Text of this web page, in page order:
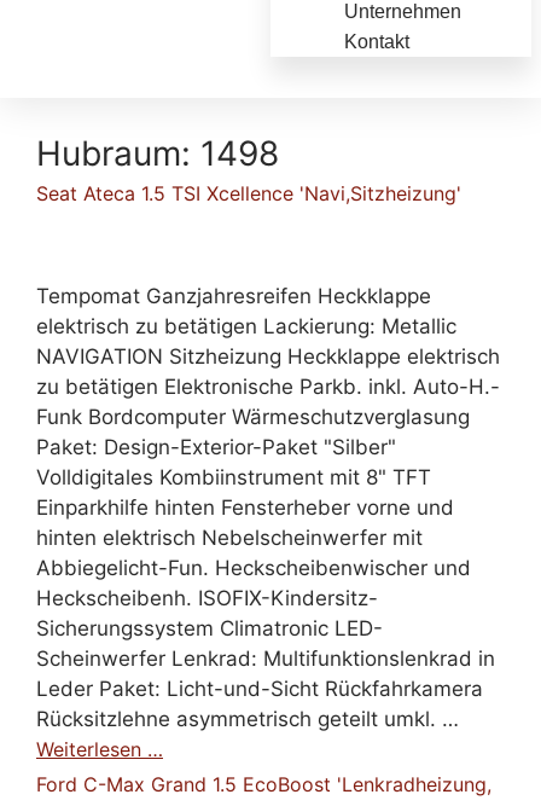
Unternehmen
Kontakt
Hubraum: 1498
Seat Ateca 1.5 TSI Xcellence 'Navi,Sitzheizung'
Tempomat Ganzjahresreifen Heckklappe
elektrisch zu betätigen Lackierung: Metallic
NAVIGATION Sitzheizung Heckklappe elektrisch
zu betätigen Elektronische Parkb. inkl. Auto-H.-
Funk Bordcomputer Wärmeschutzverglasung
Paket: Design-Exterior-Paket "Silber"
Volldigitales Kombiinstrument mit 8" TFT
Einparkhilfe hinten Fensterheber vorne und
hinten elektrisch Nebelscheinwerfer mit
Abbiegelicht-Fun. Heckscheibenwischer und
Heckscheibenh. ISOFIX-Kindersitz-
Sicherungssystem Climatronic LED-
Scheinwerfer Lenkrad: Multifunktionslenkrad in
Leder Paket: Licht-und-Sicht Rückfahrkamera
Rücksitzlehne asymmetrisch geteilt umkl. …
Weiterlesen …
Ford C-Max Grand 1.5 EcoBoost 'Lenkradheizung,